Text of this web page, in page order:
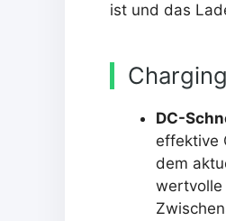
ist und das
DC-
effektive
dem
wertvolle